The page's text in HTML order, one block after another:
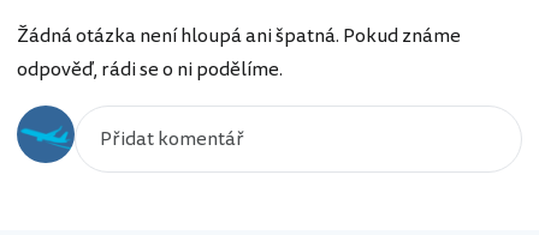
Žádná otázka není hloupá ani špatná. Pokud známe
odpověď, rádi se o ni podělíme.